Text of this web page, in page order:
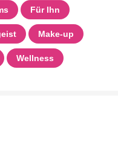
Für Ihn
Make-up
Wellness